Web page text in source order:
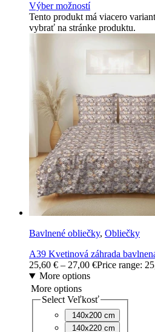
Výber možností
Tento produkt má viacero
vybrať na stránke produktu.
Bavlnené obliečky, Obliečky
A39 Kvetinová záhrada
25,60 € – 27,00 €Price range:
More options
More options
Select Veľkosť
140x200 cm
140x220 cm